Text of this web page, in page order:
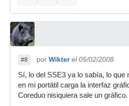
#8 por Wikter el 05/02/2008
Sí, lo del SSE3 ya lo sabía, lo que
en mi portátil carga la interfaz
Coreduo nisiquiera sale un gráfico.